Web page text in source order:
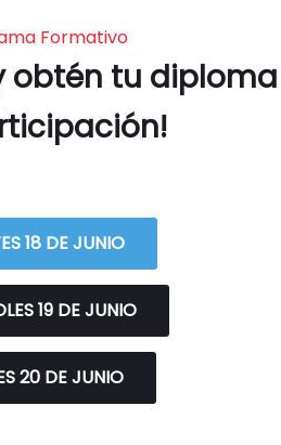
Formativo
obtén tu diploma
18 DE JUNIO
19 DE JUNIO
20 DE JUNIO